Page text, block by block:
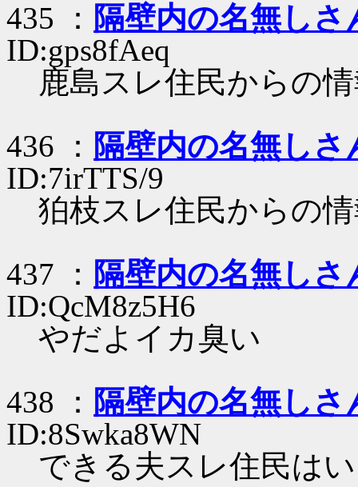
435 ： 隔壁内の名無しさ
ID:gps8fAeq
鹿島スレ住民からの
436 ： 隔壁内の名無しさ
ID:7irTTS/9
狛枝スレ住民からの
437 ： 隔壁内の名無しさ
ID:QcM8z5H6
やだよイカ臭い
438 ： 隔壁内の名無しさ
ID:8Swka8WN
できる夫スレ住民は